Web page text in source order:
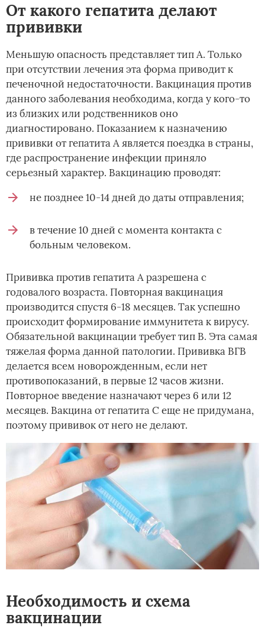
От какого гепатита делают
прививки
Меньшую опасность представляет тип А. Только
при отсутствии лечения эта форма приводит к
печеночной недостаточности. Вакцинация против
данного заболевания необходима, когда у кого-то
из близких или родственников оно
диагностировано. Показанием к назначению
прививки от гепатита А является поездка в страны,
где распространение инфекции приняло
серьезный характер. Вакцинацию проводят:
не позднее 10-14 дней до даты отправления;
в течение 10 дней с момента контакта с
больным человеком.
Прививка против гепатита А разрешена с
годовалого возраста. Повторная вакцинация
производится спустя 6-18 месяцев. Так успешно
происходит формирование иммунитета к вирусу.
Обязательной вакцинации требует тип В. Эта самая
тяжелая форма данной патологии. Прививка ВГВ
делается всем новорожденным, если нет
противопоказаний, в первые 12 часов жизни.
Повторное введение назначают через 6 или 12
месяцев. Вакцина от гепатита С еще не придумана,
поэтому прививок от него не делают.
Необходимость и схема
вакцинации